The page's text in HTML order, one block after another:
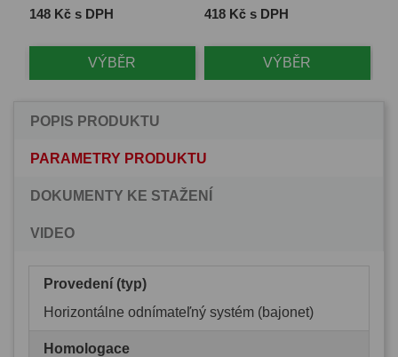
Cena
148 Kč s DPH
VÝBĚR
Cena
418 Kč s DPH
VÝBĚR
POPIS PRODUKTU
PARAMETRY PRODUKTU
DOKUMENTY KE STAŽENÍ
VIDEO
Provedení (typ)
Horizontálne odnímateľný systém (bajonet)
Homologace